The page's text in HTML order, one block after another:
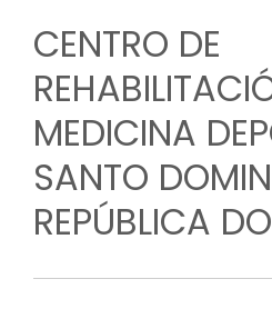
CENTRO DE
MEDICINA
SANTO
REPÚBLICA